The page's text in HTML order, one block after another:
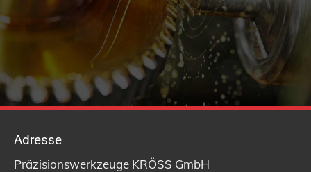
Adresse
Präzisionswerkzeuge KRÖSS GmbH